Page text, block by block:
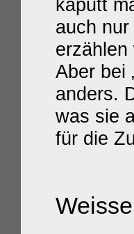
kaputt
auch
Aber bei
anders.
was sie
für die